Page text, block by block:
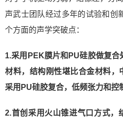
声武士团队经过多年的试验和创
个方面的声学突破点：
1.采用PEK膜片和PU硅胶做复
材料，结构刚性堪比合金材料，
采用PU硅胶复合，低频张力和控
2.首创采用火山锥进气口方式，